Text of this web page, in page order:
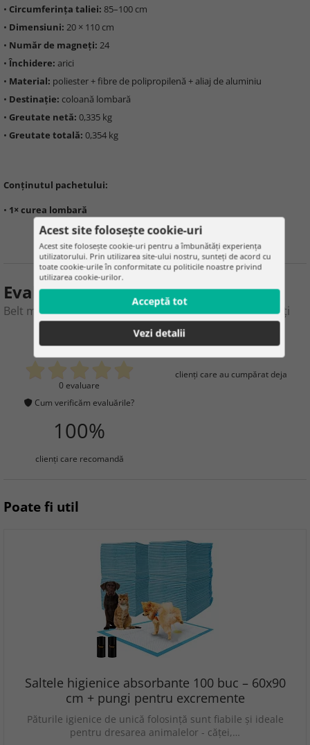
• Circumferința taliei: 85–100 cm
• Dimensiuni: 20 × 110 cm
• Număr de magneți: 24
•Închidere: arici
• Material: poliester + fibre de polipropilenă + aliaj de aluminiu
• Destinație: coloană lombară
• Greutate netă: 0,335 kg
• Greutate totală: 0,354 kg
Conținutul pachetului:
• 1× curea lombară
Evaluarea produsului
Belt magnetic lombar ajustabil 85–100 cm – 24 magneți
0
0 evaluare
Cum verificăm evaluările?
4
clienţi care au cumpărat deja
100%
clienţi care recomandă
Poate fi util
Saltele higienice absorbante 100 buc – 60x90
cm + pungi pentru excremente
Păturile igienice de unică folosință sunt fiabile și ideale
pentru dresarea animalelor - căței,…
Acest site folosește cookie-uri
Acest site folosește cookie-uri pentru a îmbunătăți experiența
utilizatorului. Prin utilizarea site-ului nostru, sunteți de acord cu
toate cookie-urile în conformitate cu politicile noastre privind
utilizarea cookie-urilor.
Acceptă tot
Vezi detalii